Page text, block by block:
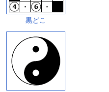
黒どこ